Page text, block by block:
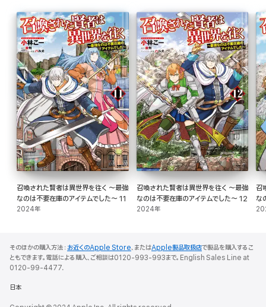
召喚された賢者は異世界を往く ～最強
なのは不要在庫のアイテムでした～ 11
2024年
召喚された賢者は異世界を往く ～最強
なのは不要在庫のアイテムでした～ 12
2024年
召
な
そのほかの購入方法： お近くのApple Store、またはApple製品取扱店で製品を購入するこ
ともできます。電話による購入、ご相談は0120-993-993まで。English Sales Line at
0120-99-4477.
日本